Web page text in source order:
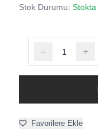
Stok Durumu: Stokta
Favorilere Ekle